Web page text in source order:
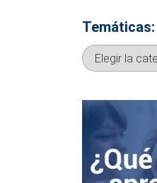
Temáticas:
Temáticas: